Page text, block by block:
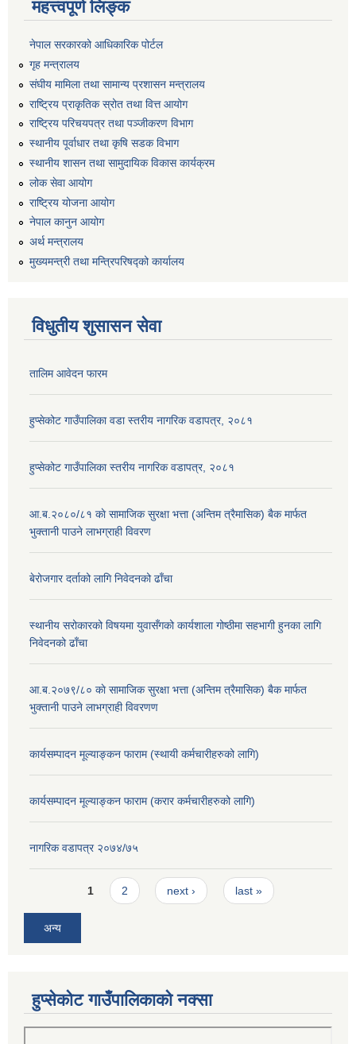
महत्त्वपूर्ण लिङ्क
नेपाल सरकारको आधिकारिक पोर्टल
गृह मन्त्रालय
संघीय मामिला तथा सामान्य प्रशासन मन्त्रालय
राष्ट्रिय प्राकृतिक स्रोत तथा वित्त आयोग
राष्ट्रिय परिचयपत्र तथा पञ्जीकरण विभाग
स्थानीय पूर्वाधार तथा कृषि सडक विभाग
स्थानीय शासन तथा सामुदायिक विकास कार्यक्रम
लोक सेवा आयोग
राष्ट्रिय योजना आयोग
नेपाल कानुन आयोग
अर्थ मन्त्रालय
मुख्यमन्त्री तथा मन्त्रिपरिषद्को कार्यालय
विधुतीय शुसासन सेवा
तालिम आवेदन फारम
हुप्सेकोट गाउँपालिका वडा स्तरीय नागरिक वडापत्र, २०८१
हुप्सेकोट गाउँपालिका स्तरीय नागरिक वडापत्र, २०८१
आ.ब.२०८०/८१ काे सामाजिक सुरक्षा भत्ता (अन्तिम त्रैमासिक) बैक मार्फत
भुक्तानी पाउने लाभग्राही विवरण
बेरोजगार दर्ताको लागि निवेदनको ढाँचा
स्थानीय सरोकारको विषयमा युवासँगको कार्यशाला गोष्ठीमा सहभागी हुनका लागि
निवेदनको ढाँचा
आ.ब.२०७९/८० काे सामाजिक सुरक्षा भत्ता (अन्तिम त्रैमासिक) बैक मार्फत
भुक्तानी पाउने लाभग्राही विवरणण
कार्यसम्पादन मूल्याङ्कन फाराम (स्थायी कर्मचारीहरुको लागि)
कार्यसम्पादन मूल्याङ्कन फाराम (करार कर्मचारीहरुको लागि)
नागरिक वडापत्र २०७४/७५
Pages1 2 next › last »
अन्य
हुप्सेकोट गाउँपालिकाको नक्सा